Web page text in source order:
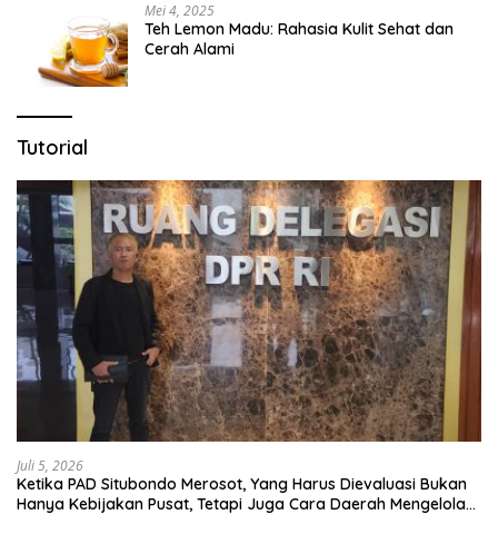
Mei 4, 2025
Teh Lemon Madu: Rahasia Kulit Sehat dan
Cerah Alami
Tutorial
Juli 5, 2026
Ketika PAD Situbondo Merosot, Yang Harus Dievaluasi Bukan
Hanya Kebijakan Pusat, Tetapi Juga Cara Daerah Mengelola